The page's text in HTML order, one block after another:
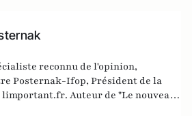
reconnu de l'opinion,
Posternak-Ifop, Président de la
limportant.fr. Auteur de "Le nouveau